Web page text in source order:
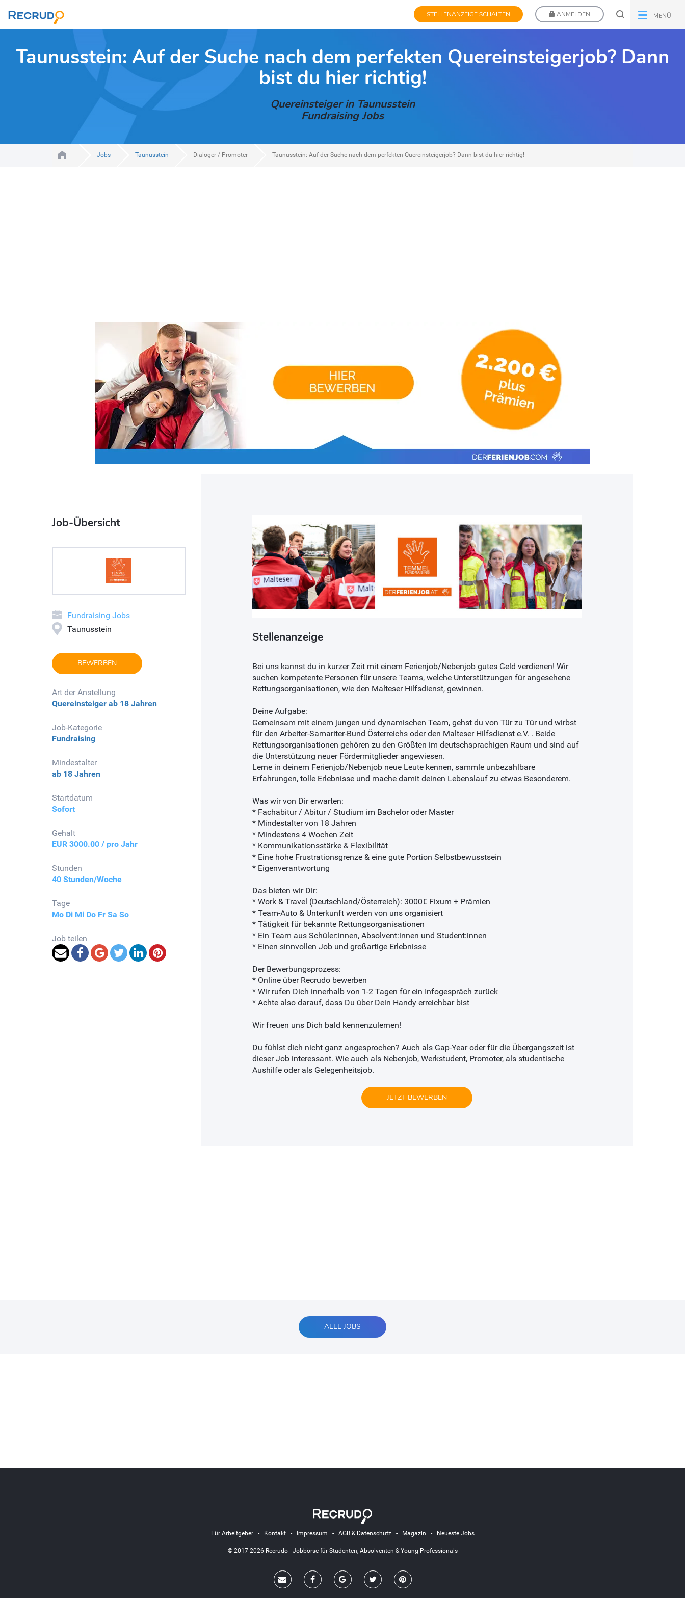
STELLENANZEIGE SCHALTEN ANMELDEN MENÜ
Taunusstein: Auf der Suche nach dem perfekten Quereinsteigerjob? Dann
bist du hier richtig!
Quereinsteiger in Taunusstein
Fundraising Jobs
Jobs Taunusstein Dialoger / Promoter Taunusstein: Auf der Suche nach dem perfekten Quereinsteigerjob? Dann bist du hier richtig!
Job-Übersicht
Fundraising Jobs
Taunusstein
BEWERBEN
Art der Anstellung
Quereinsteiger ab 18 Jahren
Job-Kategorie
Fundraising
Mindestalter
ab 18 Jahren
Startdatum
Sofort
Gehalt
EUR 3000.00 / pro Jahr
Stunden
40 Stunden/Woche
Tage
Mo Di Mi Do Fr Sa So
Job teilen
Stellenanzeige
Bei uns kannst du in kurzer Zeit mit einem Ferienjob/Nebenjob gutes Geld verdienen! Wir
suchen kompetente Personen für unsere Teams, welche Unterstützungen für angesehene
Rettungsorganisationen, wie den Malteser Hilfsdienst, gewinnen.
Deine Aufgabe:
Gemeinsam mit einem jungen und dynamischen Team, gehst du von Tür zu Tür und wirbst
für den Arbeiter-Samariter-Bund Österreichs oder den Malteser Hilfsdienst e.V. . Beide
Rettungsorganisationen gehören zu den Größten im deutschsprachigen Raum und sind auf
die Unterstützung neuer Fördermitglieder angewiesen.
Lerne in deinem Ferienjob/Nebenjob neue Leute kennen, sammle unbezahlbare
Erfahrungen, tolle Erlebnisse und mache damit deinen Lebenslauf zu etwas Besonderem.
Was wir von Dir erwarten:
* Fachabitur / Abitur / Studium im Bachelor oder Master
* Mindestalter von 18 Jahren
* Mindestens 4 Wochen Zeit
* Kommunikationsstärke & Flexibilität
* Eine hohe Frustrationsgrenze & eine gute Portion Selbstbewusstsein
* Eigenverantwortung
Das bieten wir Dir:
* Work & Travel (Deutschland/Österreich): 3000€ Fixum + Prämien
* Team-Auto & Unterkunft werden von uns organisiert
* Tätigkeit für bekannte Rettungsorganisationen
* Ein Team aus Schüler:innen, Absolvent:innen und Student:innen
* Einen sinnvollen Job und großartige Erlebnisse
Der Bewerbungsprozess:
* Online über Recrudo bewerben
* Wir rufen Dich innerhalb von 1-2 Tagen für ein Infogespräch zurück
* Achte also darauf, dass Du über Dein Handy erreichbar bist
Wir freuen uns Dich bald kennenzulernen!
Du fühlst dich nicht ganz angesprochen? Auch als Gap-Year oder für die Übergangszeit ist
dieser Job interessant. Wie auch als Nebenjob, Werkstudent, Promoter, als studentische
Aushilfe oder als Gelegenheitsjob.
JETZT BEWERBEN
ALLE JOBS
Für Arbeitgeber- Kontakt- Impressum - AGB & Datenschutz- Magazin - Neueste Jobs
© 2017-2026 Recrudo - Jobbörse für Studenten, Absolventen & Young Professionals